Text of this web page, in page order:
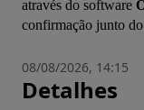
através do software
confirmação junto
08/08/2026, 14:15
Detalhes